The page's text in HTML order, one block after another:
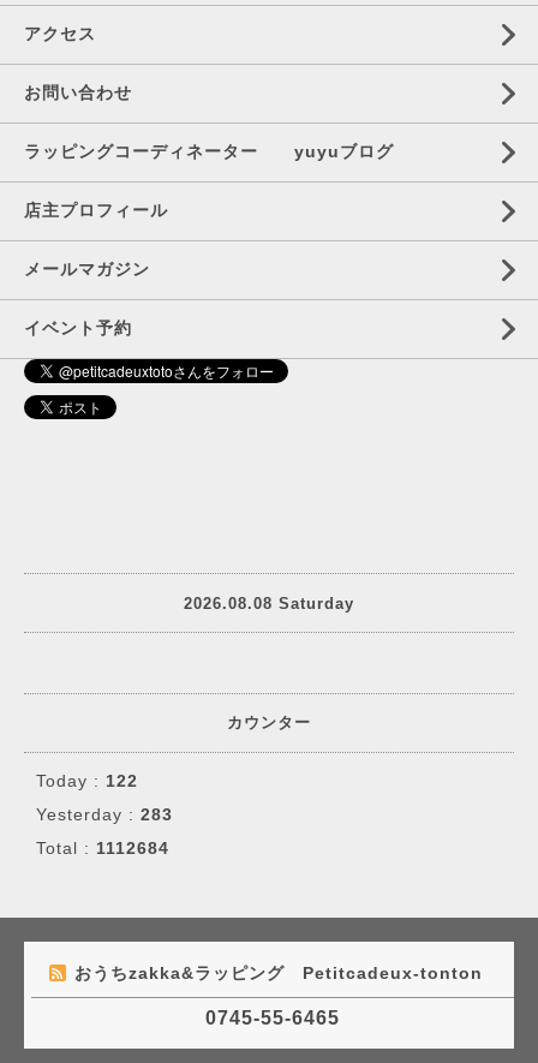
アクセス
お問い合わせ
ラッピングコーディネーター yuyuブログ
店主プロフィール
メールマガジン
イベント予約
2026.08.08 Saturday
カウンター
Today : 122
Yesterday : 283
Total : 1112684
おうちzakka&ラッピング Petitcadeux-tonton
0745-55-6465